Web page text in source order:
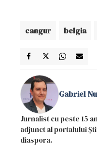
cangur belgia
Gabriel
Jurnalist cu peste 15
adjunct al portalului
diaspora.